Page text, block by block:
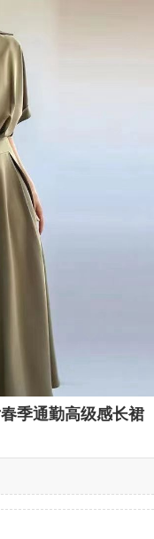
季通勤高级感长裙